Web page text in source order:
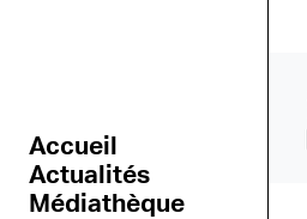
Accueil
Actualités
Médiathèque